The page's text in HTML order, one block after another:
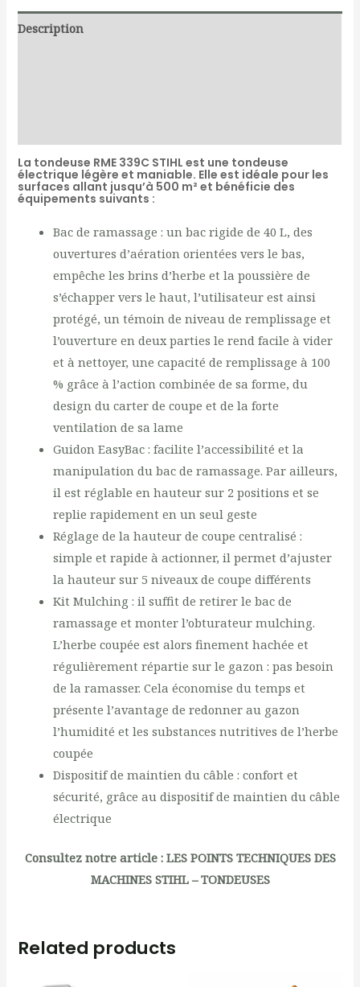
Description
La tondeuse RME 339C STIHL est une tondeuse
électrique légère et maniable. Elle est idéale pour les
surfaces allant jusqu’à 500 m² et bénéficie des
équipements suivants :
Bac de ramassage : un bac rigide de 40 L, des
ouvertures d’aération orientées vers le bas,
empêche les brins d’herbe et la poussière de
s’échapper vers le haut, l’utilisateur est ainsi
protégé, un témoin de niveau de remplissage et
l’ouverture en deux parties le rend facile à vider
et à nettoyer, une capacité de remplissage à 100
% grâce à l’action combinée de sa forme, du
design du carter de coupe et de la forte
ventilation de sa lame
Guidon EasyBac : facilite l’accessibilité et la
manipulation du bac de ramassage. Par ailleurs,
il est réglable en hauteur sur 2 positions et se
replie rapidement en un seul geste
Réglage de la hauteur de coupe centralisé :
simple et rapide à actionner, il permet d’ajuster
la hauteur sur 5 niveaux de coupe différents
Kit Mulching : il suffit de retirer le bac de
ramassage et monter l’obturateur mulching.
L’herbe coupée est alors finement hachée et
régulièrement répartie sur le gazon : pas besoin
de la ramasser. Cela économise du temps et
présente l’avantage de redonner au gazon
l’humidité et les substances nutritives de l’herbe
coupée
Dispositif de maintien du câble : confort et
sécurité, grâce au dispositif de maintien du câble
électrique
Consultez notre article : LES POINTS TECHNIQUES DES
MACHINES STIHL – TONDEUSES
Related products